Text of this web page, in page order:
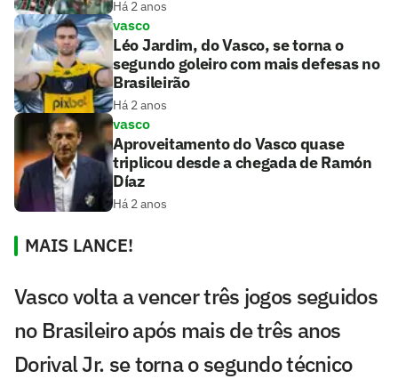
Há 2 anos
vasco
Léo Jardim, do Vasco, se torna o
segundo goleiro com mais defesas no
Brasileirão
Há 2 anos
vasco
Aproveitamento do Vasco quase
triplicou desde a chegada de Ramón
Díaz
Há 2 anos
MAIS LANCE!
Vasco volta a vencer três jogos seguidos
no Brasileiro após mais de três anos
Dorival Jr. se torna o segundo técnico